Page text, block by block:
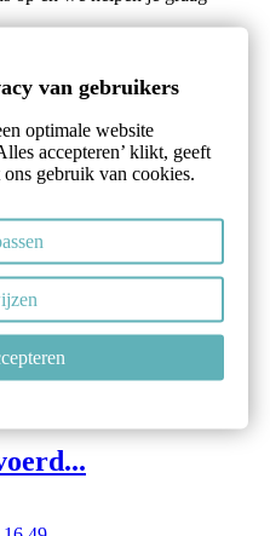
Cairo
van gebruikers
optimale website
accepteren’ klikt, geeft
gebruik van cookies.